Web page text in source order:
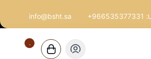
+966535377331
info@bsht.sa
٠